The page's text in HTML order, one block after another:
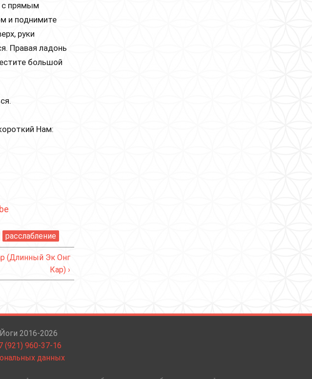
с прямым
и поднимите
руки
Правая ладонь
большой
Нам:
расслабление
(Длинный Эк Онг
Кар) ›
2016-2026
(921) 960-37-16
данных